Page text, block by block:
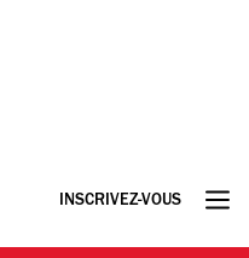
INSCRIVEZ-VOUS